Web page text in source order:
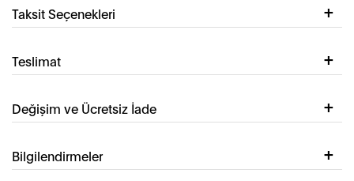
Taksit Seçenekleri
Teslimat
Değişim ve Ücretsiz İade
Bilgilendirmeler